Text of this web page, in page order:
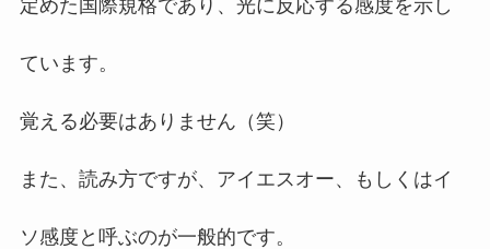
定めた国際規格であり、光に反応する感度を示し
ています。
覚える必要はありません（笑）
また、読み方ですが、アイエスオー、もしくはイ
ソ感度と呼ぶのが一般的です。